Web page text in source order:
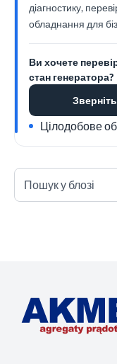
діагностику,
обладнання для
Ви хочете
стан генератора?
Цілодобове
Пошук у блозі